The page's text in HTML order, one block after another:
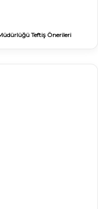
Teftiş Önerileri